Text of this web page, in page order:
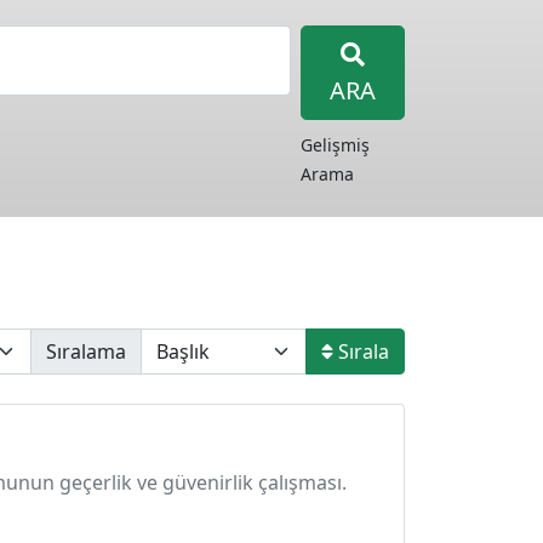
ARA
Gelişmiş
Arama
Sıralama Sırala
geçerlik ve güvenirlik çalışması.